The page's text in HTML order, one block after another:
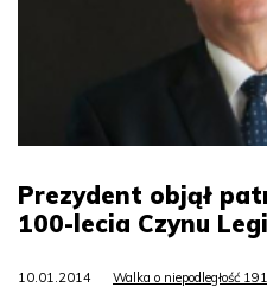
Prezydent objął
100-lecia Czynu
10.01.2014 Walka o niepodległość